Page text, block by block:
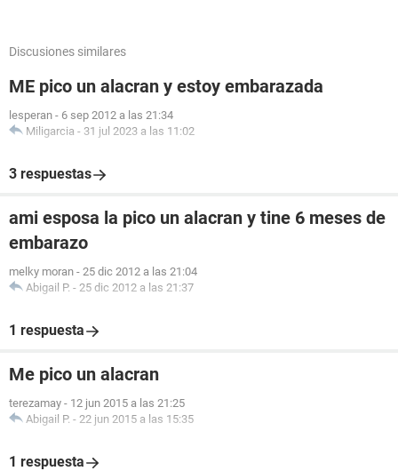
Discusiones similares
ME pico un alacran y estoy embarazada
lesperan - 6 sep 2012 a las 21:34
Miligarcia - 31 jul 2023 a las 11:02
3 respuestas
ami esposa la pico un alacran y tine 6 meses de
embarazo
melky moran - 25 dic 2012 a las 21:04
Abigail P. - 25 dic 2012 a las 21:37
1 respuesta
Me pico un alacran
terezamay - 12 jun 2015 a las 21:25
Abigail P. - 22 jun 2015 a las 15:35
1 respuesta